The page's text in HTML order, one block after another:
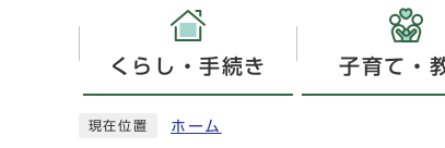
くらし・手続き 子育て・
現在位置 ホーム